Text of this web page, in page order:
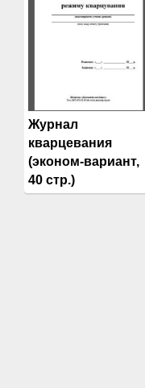
Журнал
кварцевания
(эконом-вариант,
40 стр.)